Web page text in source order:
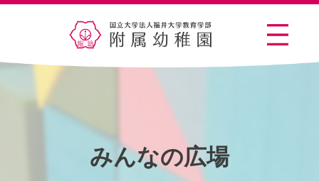
みんなの広場